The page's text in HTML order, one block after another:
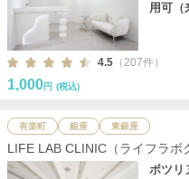
用可（
4.5 （207件）
1,000円 (税込)
有楽町 銀座 東銀座
LIFE LAB CLINIC（ライフラボ
ボツリ